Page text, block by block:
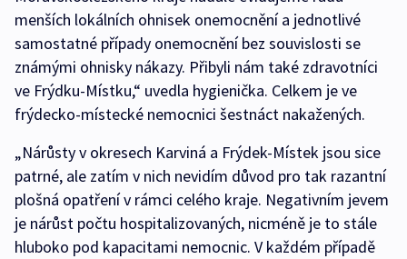
menších lokálních ohnisek onemocnění a jednotlivé
samostatné případy onemocnění bez souvislosti se
známými ohnisky nákazy. Přibyli nám také zdravotníci
ve Frýdku-Místku,“ uvedla hygienička. Celkem je ve
frýdecko-místecké nemocnici šestnáct nakažených.
„Nárůsty v okresech Karviná a Frýdek-Místek jsou sice
patrné, ale zatím v nich nevidím důvod pro tak razantní
plošná opatření v rámci celého kraje. Negativním jevem
je nárůst počtu hospitalizovaných, nicméně je to stále
hluboko pod kapacitami nemocnic. V každém případě